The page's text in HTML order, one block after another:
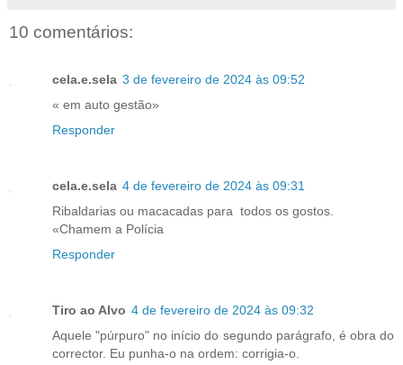
10 comentários:
cela.e.sela 3 de fevereiro de 2024 às 09:52
« em auto gestão»
Responder
cela.e.sela 4 de fevereiro de 2024 às 09:31
Ribaldarias ou macacadas para todos os gostos.
«Chamem a Polícia
Responder
Tiro ao Alvo 4 de fevereiro de 2024 às 09:32
Aquele "púrpuro" no início do segundo parágrafo, é obra do
corrector. Eu punha-o na ordem: corrigia-o.